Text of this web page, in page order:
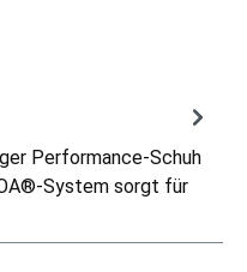
Performance-Schuh
System sorgt für